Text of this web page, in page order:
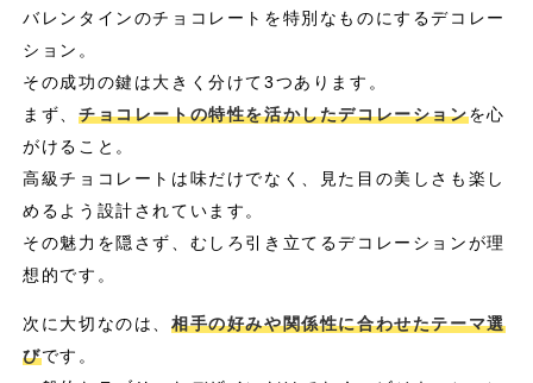
バレンタインのチョコレートを特別なものにするデコレー
ション。
その成功の鍵は大きく分けて3つあります。
まず、 チョコレートの特性を活かしたデコレーションを心
がけること。
高級チョコレートは味だけでなく、見た目の美しさも楽し
めるよう設計されています。
その魅力を隠さず、むしろ引き立てるデコレーションが理
想的です。
次に大切なのは、 相手の好みや関係性に合わせたテーマ選
びです。